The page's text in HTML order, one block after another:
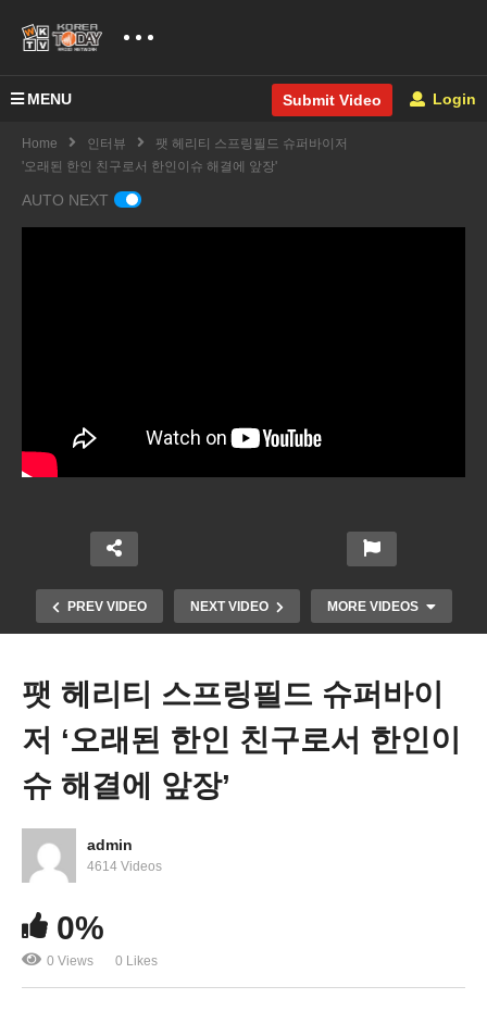
MENU Submit Video Login
Home 인터뷰
팻 헤리티 스프링필드 슈퍼바이저
'오래된 한인 친구로서 한인이슈 해결에 앞장'
AUTO NEXT
PREV VIDEO NEXT VIDEO MORE VIDEOS
팀 케인 연방 상원의원 인터뷰
팻 헤리티 스프링필드 슈퍼바이
저 ‘오래된 한인 친구로서 한인이
슈 해결에 앞장’
admin
4614 Videos
0%
0 Views 0 Likes